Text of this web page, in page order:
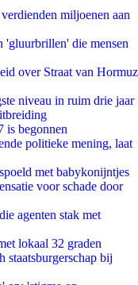
miljoenen aan
die mensen
over Straat van Hormuz
niveau in ruim drie jaar
is begonnen
politieke mening, laat
met babykonijntjes
voor schade door
agenten stak met
lokaal 32 graden
staatsburgerschap bij